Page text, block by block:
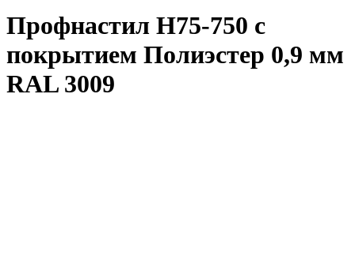
Профнастил Н75-750 с
покрытием Полиэстер 0,9 мм
RAL 3009